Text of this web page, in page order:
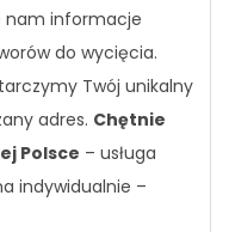
nam informacje
do wycięcia.
Twój unikalny
adres. Chętnie
Polsce – usługa
indywidualnie –